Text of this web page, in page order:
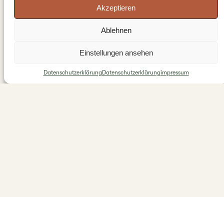
Akzeptieren
Ablehnen
Einstellungen ansehen
DatenschutzerklärungDatenschutzerklärungimpressum